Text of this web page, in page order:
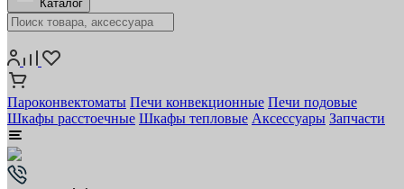
Каталог
Пароконвектоматы Печи конвекционные Печи подовые
Шкафы расстоечные Шкафы тепловые Аксессуары Запчасти